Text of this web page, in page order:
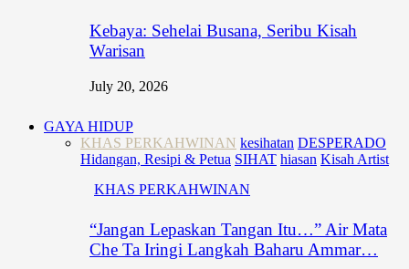
Kebaya: Sehelai Busana, Seribu Kisah
Warisan
July 20, 2026
GAYA HIDUP
KHAS PERKAHWINAN kesihatan DESPERADO
Hidangan, Resipi & Petua SIHAT hiasan Kisah Artist
KHAS PERKAHWINAN
“Jangan Lepaskan Tangan Itu…” Air Mata
Che Ta Iringi Langkah Baharu Ammar…